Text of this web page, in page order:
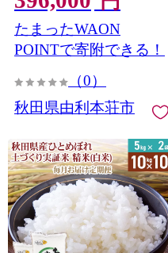
たまったWAON
POINTで寄附できる！
（0）
秋田県由利本荘市